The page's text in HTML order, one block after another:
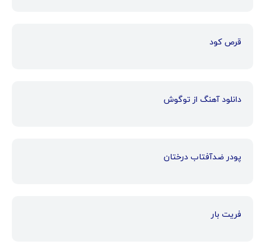
قرص کود
دانلود آهنگ از توگوش
پودر ضدآفتاب درختان
فریت بار